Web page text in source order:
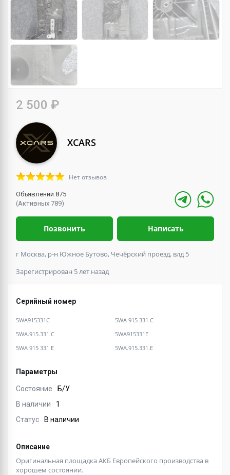
2 500 ₽
XCARS
Нет отзывов
Объявлений 875
(Активных 789)
Позвонить Написать
г Москва, р-н Южное Бутово, Чечёрский проезд, влд 5
Зарегистрирован 5 лет назад
Серийный номер
5WA915331C
5WA 915 331 C
5WA.915.331.C
5WA915331E
5WA 915 331 E
5WA.915.331.E
Параметры
Состояние
Б/У
В наличии
1
Статус
В наличии
Описание
Оригинальная площадка АКБ Европейского производства в
хорошем состоянии.